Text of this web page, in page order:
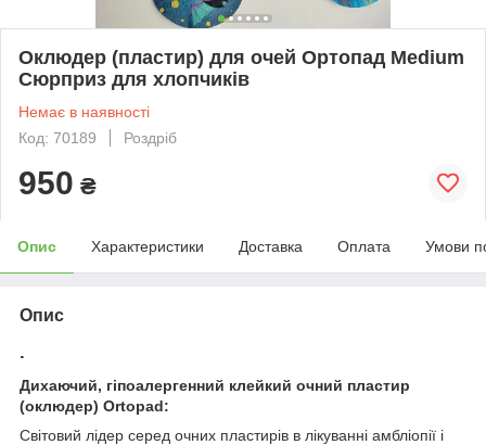
Оклюдер (пластир) для очей Ортопад Medium
Сюрприз для хлопчиків
Немає в наявності
Код: 70189
Роздріб
950 ₴
Опис Характеристики Доставка Оплата Умови
Опис
.
Дихаючий, гіпоалергенний клейкий очний пластир
(оклюдер) Ortopad:
Світовий лідер серед очних пластирів в лікуванні амбліопії і